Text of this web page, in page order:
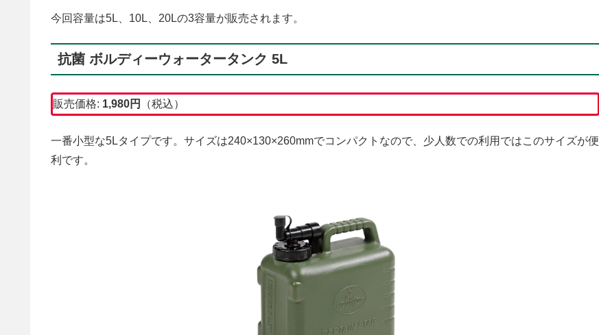
今回容量は5L、10L、20Lの3容量が販売されます。
抗菌 ボルディーウォータータンク 5L
販売価格: 1,980円 （税込）
一番小型な5Lタイプです。サイズは240×130×260mmでコンパクトなので、少人数での利用ではこのサイズが便
利です。